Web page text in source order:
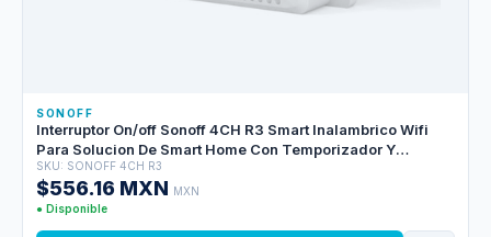
SONOFF
Interruptor On/off Sonoff 4CH R3 Smart Inalambrico Wifi
Para Solucion De Smart Home Con Temporizador Y
Montaje Din Rail Para Ios Y Android Compatible Con
Alexa/google Home/nest/ifttt 4CH Wifi 2.4GHZ Hasta
10AMP Por Canal, 16AMP Totales
SKU: SONOFF 4CH R3
$556.16 MXN MXN
● Disponible